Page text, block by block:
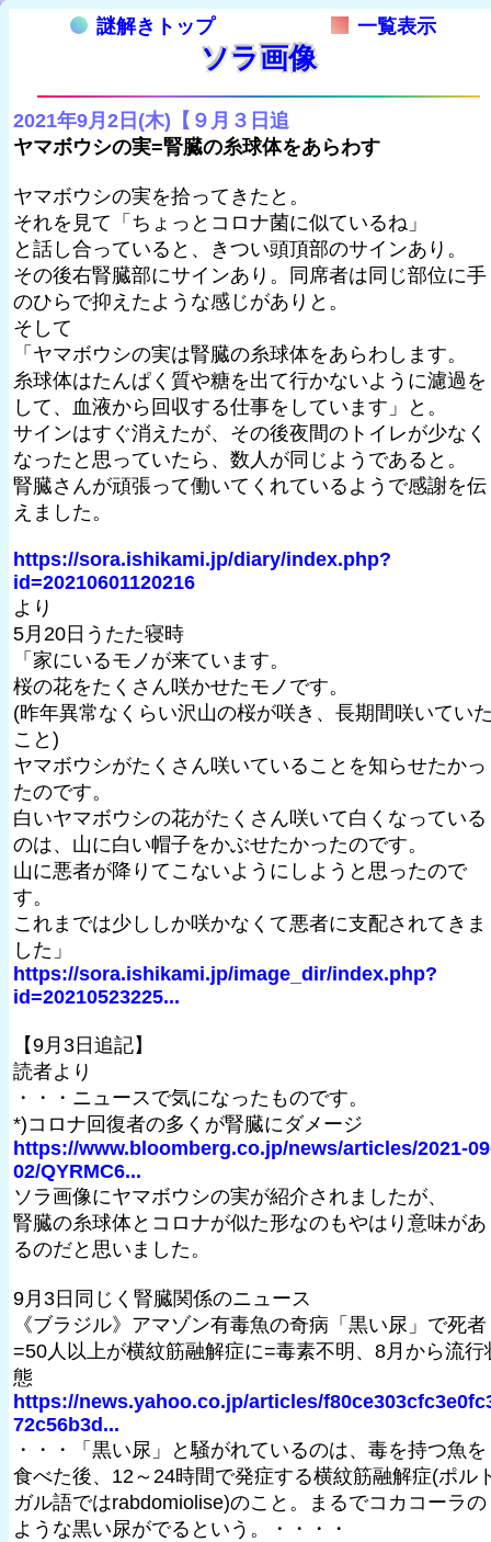
謎解きトップ 一覧表示
ソラ画像
2021年9月2日(木)【９月３日追
ヤマボウシの実=腎臓の糸球体をあらわす
ヤマボウシの実を拾ってきたと。
それを見て「ちょっとコロナ菌に似ているね」
と話し合っていると、きつい頭頂部のサインあり。
その後右腎臓部にサインあり。同席者は同じ部位に手
のひらで抑えたような感じがありと。
そして
「ヤマボウシの実は腎臓の糸球体をあらわします。
糸球体はたんぱく質や糖を出て行かないように濾過を
して、血液から回収する仕事をしています」と。
サインはすぐ消えたが、その後夜間のトイレが少なく
なったと思っていたら、数人が同じようであると。
腎臓さんが頑張って働いてくれているようで感謝を伝
えました。
https://sora.ishikami.jp/diary/index.php?
id=20210601120216
より
5月20日うたた寝時
「家にいるモノが来ています。
桜の花をたくさん咲かせたモノです。
(昨年異常なくらい沢山の桜が咲き、長期間咲いてい
こと)
ヤマボウシがたくさん咲いていることを知らせたかっ
たのです。
白いヤマボウシの花がたくさん咲いて白くなっている
のは、山に白い帽子をかぶせたかったのです。
山に悪者が降りてこないようにしようと思ったので
す。
これまでは少ししか咲かなくて悪者に支配されてきま
した」
https://sora.ishikami.jp/image_dir/index.php?
id=20210523225...
【9月3日追記】
読者より
・・・ニュースで気になったものです。
*)コロナ回復者の多くが腎臓にダメージ
https://www.bloomberg.co.jp/news/articles/2021-
02/QYRMC6...
ソラ画像にヤマボウシの実が紹介されましたが、
腎臓の糸球体とコロナが似た形なのもやはり意味があ
るのだと思いました。
9月3日同じく腎臓関係のニュース
《ブラジル》アマゾン有毒魚の奇病「黒い尿」で死者
=50人以上が横紋筋融解症に=毒素不明、8月から流行
態
https://news.yahoo.co.jp/articles/
72c56b3d...
・・・「黒い尿」と騒がれているのは、毒を持つ魚を
食べた後、12～24時間で発症する横紋筋融解症(ポル
ガル語ではrabdomiolise)のこと。まるでコカコーラの
ような黒い尿がでるという。・・・・